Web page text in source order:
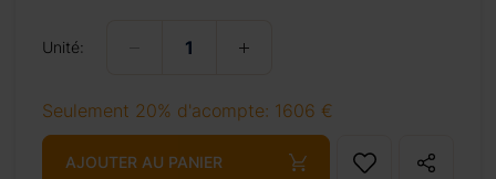
Unité:
Seulement 20% d'acompte: 1606 €
AJOUTER AU PANIER
de